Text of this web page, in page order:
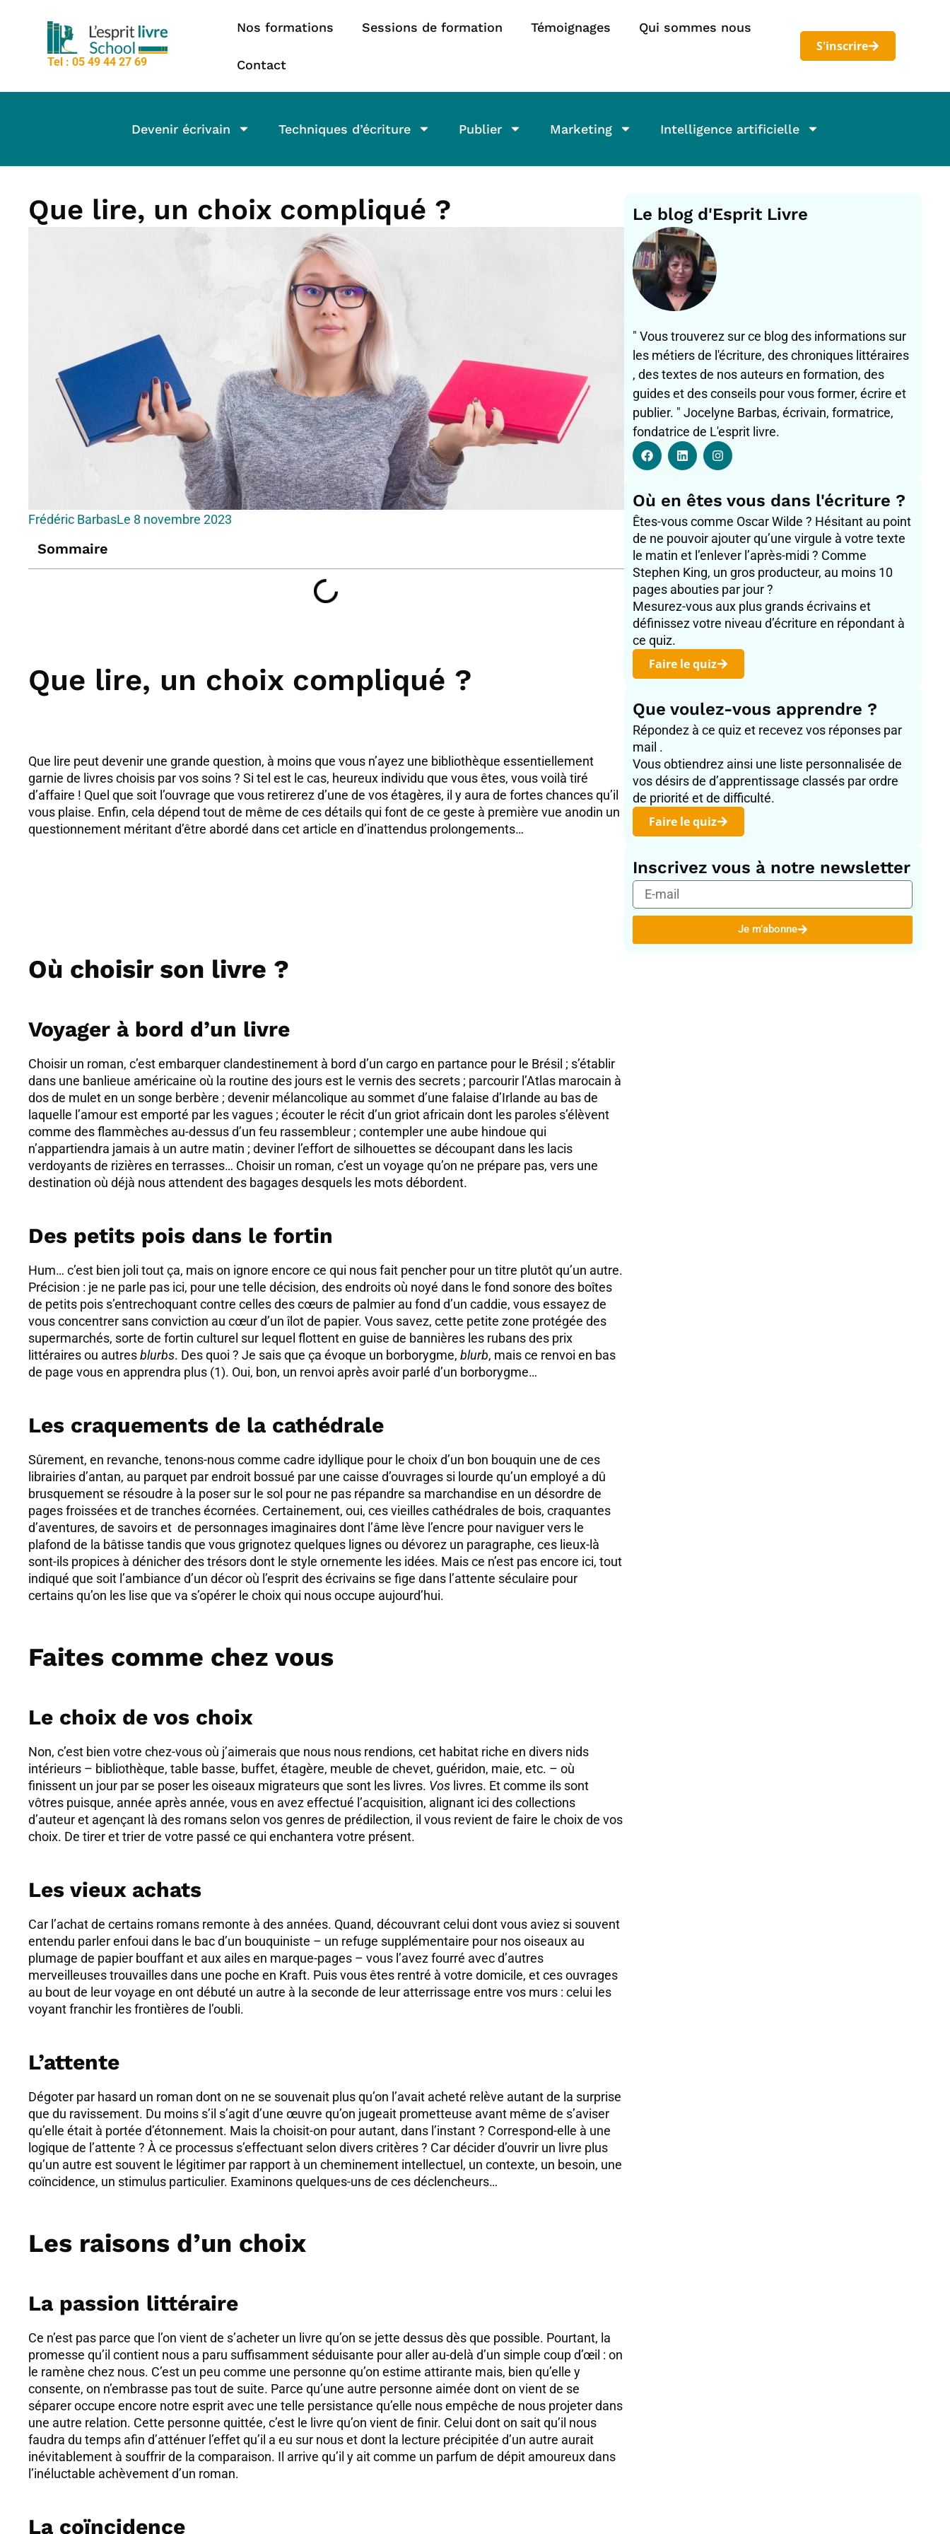
Tel : 05 49 44 27 69
Nos formations Sessions de formation Témoignages Qui sommes nous
Contact
S'inscrire
Devenir écrivain Techniques d’écriture Publier Marketing Intelligence artificielle
Le blog d'Esprit Livre
" Vous trouverez sur ce blog des informations sur
les métiers de l'écriture, des chroniques littéraires
, des textes de nos auteurs en formation, des
guides et des conseils pour vous former, écrire et
publier. " Jocelyne Barbas, écrivain, formatrice,
fondatrice de L'esprit livre.
F
a
c
b
o
o
k
L
i
n
d
i
n
I
n
s
a
g
r
a
m
Où en êtes vous dans l'écriture ?
Êtes-vous comme Oscar Wilde ? Hésitant au point
de ne pouvoir ajouter qu’une virgule à votre texte
le matin et l’enlever l’après-midi ? Comme
Stephen King, un gros producteur, au moins 10
pages abouties par jour ?
Mesurez-vous aux plus grands écrivains et
définissez votre niveau d’écriture en répondant à
ce quiz.
Faire le quiz
Que voulez-vous apprendre ?
Répondez à ce quiz et recevez vos réponses par
mail .
Vous obtiendrez ainsi une liste personnalisée de
vos désirs de d’apprentissage classés par ordre
de priorité et de difficulté.
Faire le quiz
Inscrivez vous à notre newsletter
mail
Je m’abonne
Que lire, un choix compliqué ?
Frédéric BarbasLe 8 novembre 2023
Sommaire
Que lire, un choix compliqué ?
Que lire peut devenir une grande question, à moins que vous n’ayez une bibliothèque essentiellement
garnie de livres choisis par vos soins ? Si tel est le cas, heureux individu que vous êtes, vous voilà tiré
d’affaire ! Quel que soit l’ouvrage que vous retirerez d’une de vos étagères, il y aura de fortes chances qu’il
vous plaise. Enfin, cela dépend tout de même de ces détails qui font de ce geste à première vue anodin un
questionnement méritant d’être abordé dans cet article en d’inattendus prolongements…
Où choisir son livre ?
Voyager à bord d’un livre
Choisir un roman, c’est embarquer clandestinement à bord d’un cargo en partance pour le Brésil ; s’établir
dans une banlieue américaine où la routine des jours est le vernis des secrets ; parcourir l’Atlas marocain à
dos de mulet en un songe berbère ; devenir mélancolique au sommet d’une falaise d’Irlande au bas de
laquelle l’amour est emporté par les vagues ; écouter le récit d’un griot africain dont les paroles s’élèvent
comme des flammèches au-dessus d’un feu rassembleur ; contempler une aube hindoue qui
n’appartiendra jamais à un autre matin ; deviner l’effort de silhouettes se découpant dans les lacis
verdoyants de rizières en terrasses… Choisir un roman, c’est un voyage qu’on ne prépare pas, vers une
destination où déjà nous attendent des bagages desquels les mots débordent.
Des petits pois dans le fortin
Hum… c’est bien joli tout ça, mais on ignore encore ce qui nous fait pencher pour un titre plutôt qu’un autre.
Précision : je ne parle pas ici, pour une telle décision, des endroits où noyé dans le fond sonore des boîtes
de petits pois s’entrechoquant contre celles des cœurs de palmier au fond d’un caddie, vous essayez de
vous concentrer sans conviction au cœur d’un îlot de papier. Vous savez, cette petite zone protégée des
supermarchés, sorte de fortin culturel sur lequel flottent en guise de bannières les rubans des prix
littéraires ou autresblurbs. Des quoi ? Je sais que ça évoque un borborygme,blurb, mais ce renvoi en bas
de page vous en apprendra plus (1). Oui, bon, un renvoi après avoir parlé d’un borborygme…
Les craquements de la cathédrale
Sûrement, en revanche, tenons-nous comme cadre idyllique pour le choix d’un bon bouquin une de ces
librairies d’antan, au parquet par endroit bossué par une caisse d’ouvrages si lourde qu’un employé a dû
brusquement se résoudre à la poser sur le sol pour ne pas répandre sa marchandise en un désordre de
pages froissées et de tranches écornées. Certainement, oui, ces vieilles cathédrales de bois, craquantes
d’aventures, de savoirs et de personnages imaginaires dont l’âme lève l’encre pour naviguer vers le
plafond de la bâtisse tandis que vous grignotez quelques lignes ou dévorez un paragraphe, ces lieux-là
sont-ils propices à dénicher des trésors dont le style ornemente les idées. Mais ce n’est pas encore ici, tout
indiqué que soit l’ambiance d’un décor où l’esprit des écrivains se fige dans l’attente séculaire pour
certains qu’on les lise que va s’opérer le choix qui nous occupe aujourd’hui.
Faites comme chez vous
Le choix de vos choix
Non, c’est bien votre chez-vous où j’aimerais que nous nous rendions, cet habitat riche en divers nids
intérieurs – bibliothèque, table basse, buffet, étagère, meuble de chevet, guéridon, maie, etc. – où
finissent un jour par se poser les oiseaux migrateurs que sont les livres. Vos livres. Et comme ils sont
vôtres puisque, année après année, vous en avez effectué l’acquisition, alignant ici des collections
d’auteur et agençant là des romans selon vos genres de prédilection, il vous revient de faire le choix de vos
choix. De tirer et trier de votre passé ce qui enchantera votre présent.
Les vieux achats
Car l’achat de certains romans remonte à des années. Quand, découvrant celui dont vous aviez si souvent
entendu parler enfoui dans le bac d’un bouquiniste – un refuge supplémentaire pour nos oiseaux au
plumage de papier bouffant et aux ailes en marque-pages – vous l’avez fourré avec d’autres
merveilleuses trouvailles dans une poche en Kraft. Puis vous êtes rentré à votre domicile, et ces ouvrages
au bout de leur voyage en ont débuté un autre à la seconde de leur atterrissage entre vos murs : celui les
voyant franchir les frontières de l’oubli.
L’attente
Dégoter par hasard un roman dont on ne se souvenait plus qu’on l’avait acheté relève autant de la surprise
que du ravissement. Du moins s’il s’agit d’une œuvre qu’on jugeait prometteuse avant même de s’aviser
qu’elle était à portée d’étonnement. Mais la choisit-on pour autant, dans l’instant ? Correspond-elle à une
logique de l’attente ? À ce processus s’effectuant selon divers critères ? Car décider d’ouvrir un livre plus
qu’un autre est souvent le légitimer par rapport à un cheminement intellectuel, un contexte, un besoin, une
coïncidence, un stimulus particulier. Examinons quelques-uns de ces déclencheurs…
Les raisons d’un choix
La passion littéraire
Ce n’est pas parce que l’on vient de s’acheter un livre qu’on se jette dessus dès que possible. Pourtant, la
promesse qu’il contient nous a paru suffisamment séduisante pour aller au-delà d’un simple coup d’œil : on
le ramène chez nous. C’est un peu comme une personne qu’on estime attirante mais, bien qu’elle y
consente, on n’embrasse pas tout de suite. Parce qu’une autre personne aimée dont on vient de se
séparer occupe encore notre esprit avec une telle persistance qu’elle nous empêche de nous projeter dans
une autre relation. Cette personne quittée, c’est le livre qu’on vient de finir. Celui dont on sait qu’il nous
faudra du temps afin d’atténuer l’effet qu’il a eu sur nous et dont la lecture précipitée d’un autre aurait
inévitablement à souffrir de la comparaison. Il arrive qu’il y ait comme un parfum de dépit amoureux dans
l’inéluctable achèvement d’un roman.
La coïncidence